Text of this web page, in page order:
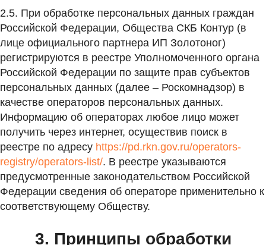
2.5. При обработке персональных данных граждан
Российской Федерации, Общества СКБ Контур (в
лице официального партнера ИП Золотоног)
регистрируются в реестре Уполномоченного органа
Российской Федерации по защите прав субъектов
персональных данных (далее – Роскомнадзор) в
качестве операторов персональных данных.
Информацию об операторах любое лицо может
получить через интернет, осуществив поиск в
реестре по адресу https://pd.rkn.gov.ru/operators-
registry/operators-list/. В реестре указываются
предусмотренные законодательством Российской
Федерации сведения об операторе применительно к
соответствующему Обществу.
3. Принципы обработки